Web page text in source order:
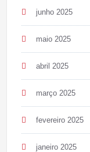
junho 2025
maio 2025
abril 2025
março 2025
fevereiro 2025
janeiro 2025